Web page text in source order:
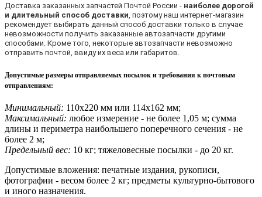
Доставка заказанных запчастей Почтой России - наиболее дорогой
и длительный способ доставки , поэтому наш интернет-магазин
рекомендует выбирать данный способ доставки только в случае
невозможности получить заказанные автозапчасти другими
способами. Кроме того, некоторые автозапчасти невозможно
отправить почтой, ввиду их веса или габаритов.
Допустимые размеры отправляемых посылок и требования к почтовым
отправлениям:
Минимальный: 110х220 мм или 114х162 мм;
Максимальный: любое измерение - не более 1,05 м; сумма
длины и периметра наибольшего поперечного сечения - не
более 2 м;
Предельный вес: 10 кг; тяжеловесные посылки - до 20 кг.
Допустимые вложения: печатные издания, рукописи,
фотографии - весом более 2 кг; предметы культурно-бытового
и иного назначения.